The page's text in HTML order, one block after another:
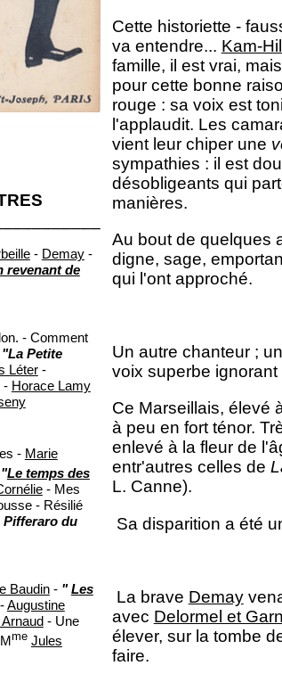
- Demay-
revenant de
- Comment
"La Petite
Léter-
- Horace Lamy
- Marie
"Le temps des
- Mes
- Résilié
Pifferaro du
Baudin- "Les
Augustine
- Une
me Jules
Cette historiette -
va entendre... Kam-
famille, il est vrai,
pour cette bonne
rouge : sa voix est
l'applaudit. Les
vient leur chiper une
sympathies : il est
désobligeants qui
manières.
Au bout de quelques
digne, sage,
qui l'ont approché.
Un autre chanteur ;
voix superbe
Ce Marseillais, élevé
à peu en fort ténor.
enlevé à la fleur de
entr'autres celles de
L. Canne).
Sa disparition a été
La brave Demay
avec Delormel et
élever, sur la tombe
faire.